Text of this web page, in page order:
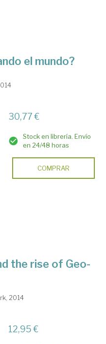
el mundo?
30,77 €
Stock en librería. Envío
en 24/48 horas
COMPRAR
the rise of Geo-
2014
12,95 €